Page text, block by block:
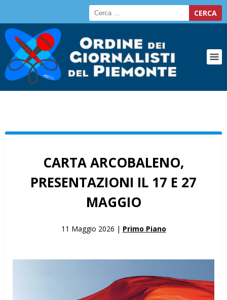
CARTA ARCOBALENO,
PRESENTAZIONI IL 17 E 27
MAGGIO
11 Maggio 2026 | Primo Piano